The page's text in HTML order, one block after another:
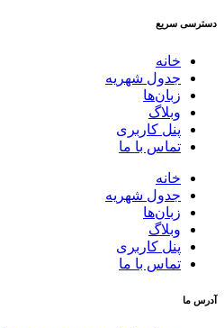
دسترسی سریع
خانه
جدول شهریه
زبان‌ها
وبلاگ
پنل کاربری
تماس با ما
خانه
جدول شهریه
زبان‌ها
وبلاگ
پنل کاربری
تماس با ما
آدرس ما